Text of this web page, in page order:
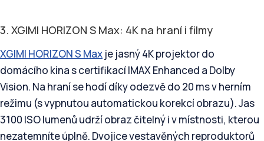
3. XGIMI HORIZON S Max: 4K na hraní i filmy
XGIMI HORIZON S Max je jasný 4K projektor do
domácího kina s certifikací IMAX Enhanced a Dolby
Vision. Na hraní se hodí díky odezvě do 20 ms v herním
režimu (s vypnutou automatickou korekcí obrazu). Jas
3100 ISO lumenů udrží obraz čitelný i v místnosti, kterou
nezatemníte úplně. Dvojice vestavěných reproduktorů